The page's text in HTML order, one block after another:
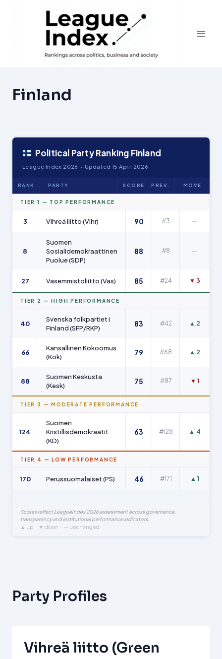
Finland
Political Party Ranking Finland
League Index 2026 · Updated 15 April 2026
RANK PARTY SCORE PREV. MOVE
TIER 1 — TOP PERFORMANCE
3 Vihreä liitto (Vihr) 90 #3 —
8
Suomen
Sosialidemokraattinen
Puolue (SDP)
88 #8 —
27 Vasemmistoliitto (Vas) 85 #24 ▼ 3
TIER 2 — HIGH PERFORMANCE
40
Svenska folkpartiet i
Finland (SFP/RKP)
83 #42 ▲ 2
66
Kansallinen Kokoomus
(Kok)
79 #68 ▲ 2
88
Suomen Keskusta
(Kesk)
75 #87 ▼ 1
TIER 3 — MODERATE PERFORMANCE
124
Suomen
Kristillisdemokraatit
(KD)
63 #128 ▲ 4
TIER 4 — LOW PERFORMANCE
170 Perussuomalaiset (PS) 46 #171 ▲ 1
Scores reflect LeagueIndex 2026 assessment across governance,
transparency and institutional performance indicators.
▲ up · ▼ down · — unchanged
Party Profiles
Vihreä liitto (Green